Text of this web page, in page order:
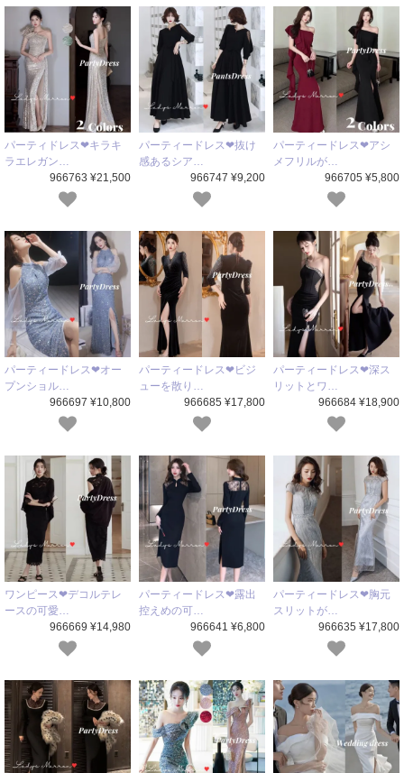
パーティドレス❤キラキ
ラエレガン…
966763 ¥21,500
パーティードレス❤抜け
感あるシア…
966747 ¥9,200
パーティードレス❤アシ
メフリルが…
966705 ¥5,800
パーティードレス❤オー
プンショル…
966697 ¥10,800
パーティードレス❤ビジ
ューを散り…
966685 ¥17,800
パーティードレス❤深ス
リットとワ…
966684 ¥18,900
ワンピース❤デコルテレ
ースの可愛…
966669 ¥14,980
パーティードレス❤露出
控えめの可…
966641 ¥6,800
パーティードレス❤胸元
スリットが…
966635 ¥17,800